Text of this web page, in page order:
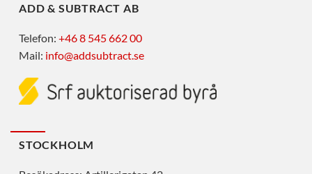
ADD & SUBTRACT AB
Telefon: +46 8 545 662 00
Mail: info@addsubtract.se
STOCKHOLM